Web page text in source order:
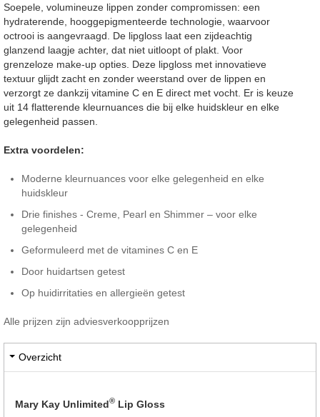
Soepele, volumineuze lippen zonder compromissen: een
hydraterende, hooggepigmenteerde technologie, waarvoor
octrooi is aangevraagd. De lipgloss laat een zijdeachtig
glanzend laagje achter, dat niet uitloopt of plakt. Voor
grenzeloze make-up opties. Deze lipgloss met innovatieve
textuur glijdt zacht en zonder weerstand over de lippen en
verzorgt ze dankzij vitamine C en E direct met vocht. Er is keuze
uit 14 flatterende kleurnuances die bij elke huidskleur en elke
gelegenheid passen.
Extra voordelen:
Moderne kleurnuances voor elke gelegenheid en elke
huidskleur
Drie finishes - Creme, Pearl en Shimmer – voor elke
gelegenheid
Geformuleerd met de vitamines C en E
Door huidartsen getest
Op huidirritaties en allergieën getest
Alle prijzen zijn adviesverkoopprijzen
Overzicht
Mary Kay Unlimited® Lip Gloss